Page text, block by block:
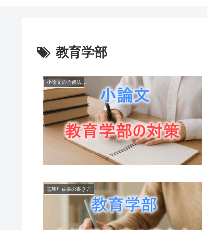
教育学部
小論文の学習法
志望理由書の書き方